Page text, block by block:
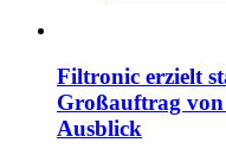
Filtronic erzielt
Großauftrag von
Ausblick